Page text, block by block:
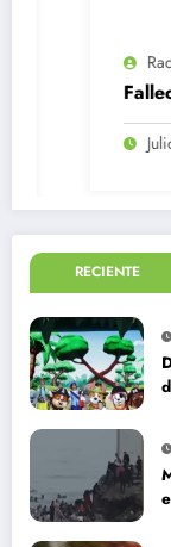
Radio
Fallece a
Julio 3,
RECIENTE